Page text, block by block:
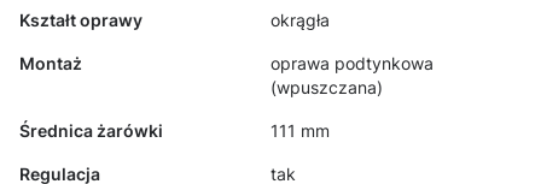
Kształt oprawy okrągła
Montaż
oprawa podtynkowa
(wpuszczana)
Średnica żarówki 111 mm
Regulacja tak